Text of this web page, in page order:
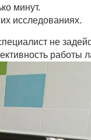
минут.
исследованиях.
не
работы